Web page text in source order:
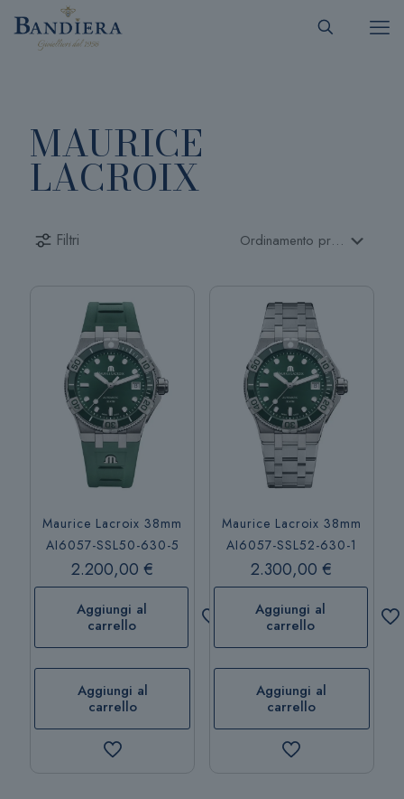
MAURICE
LACROIX
Filtri
Maurice Lacroix 38mm
AI6057-SSL50-630-5
2.200,00€
Aggiungi al
carrello
Aggiungi al
carrello
Maurice Lacroix 38mm
AI6057-SSL52-630-1
2.300,00€
Aggiungi al
carrello
Aggiungi al
carrello